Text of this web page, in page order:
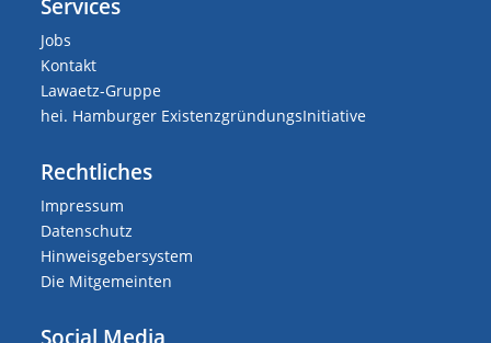
Jobs
Kontakt
Lawaetz-Gruppe
hei. Hamburger ExistenzgründungsInitiative
Rechtliches
Impressum
Datenschutz
Hinweisgebersystem
Die Mitgemeinten
Social Media